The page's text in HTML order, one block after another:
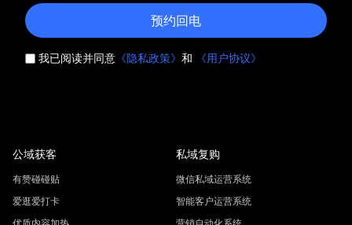
预约回电
我已阅读并同意 《隐私政策》 和 《用户协议》
公域获客
有赞碰碰贴
爱逛爱打卡
私域复购
微信私域运营系统
智能客户运营系统